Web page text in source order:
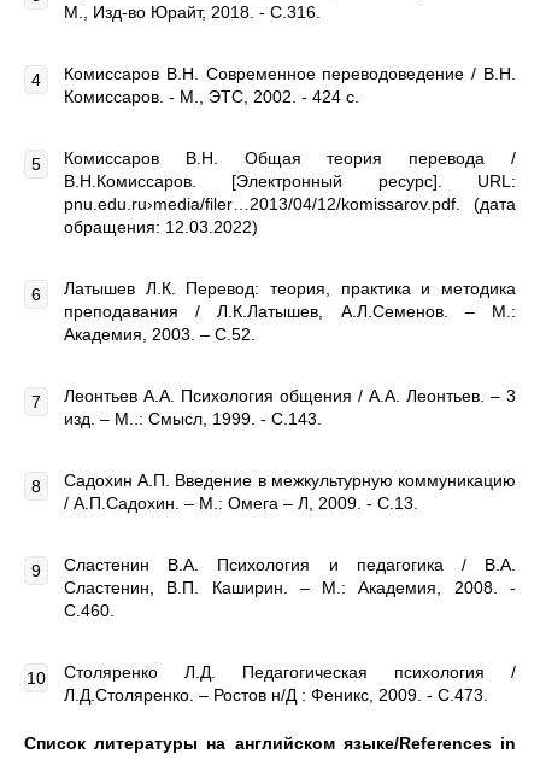
М., Изд-во Юрайт, 2018. - С.316.
Комиссаров В.Н. Современное переводоведение / В.Н.
Комиссаров. - М., ЭТС, 2002. - 424 с.
Комиссаров В.Н. Общая теория перевода /
В.Н.Комиссаров. [Электронный ресурс]. URL:
pnu.edu.ru›media/filer…2013/04/12/komissarov.pdf. (дата
обращения: 12.03.2022)
Латышев Л.К. Перевод: теория, практика и методика
преподавания / Л.К.Латышев, А.Л.Семенов. – М.:
Академия, 2003. – С.52.
Леонтьев А.А. Психология общения / А.А. Леонтьев. – 3
изд. – М..: Смысл, 1999. - С.143.
Садохин А.П. Введение в межкультурную коммуникацию
/ А.П.Садохин. – М.: Омега – Л, 2009. - С.13.
Сластенин В.А. Психология и педагогика / В.А.
Сластенин, В.П. Каширин. – М.: Академия, 2008. -
С.460.
Столяренко Л.Д. Педагогическая психология /
Л.Д.Столяренко. – Ростов н/Д : Феникс, 2009. - С.473.
Список литературы на английском языке/References in